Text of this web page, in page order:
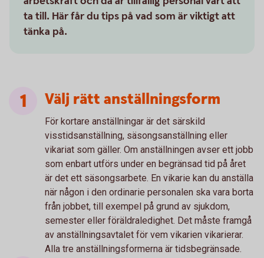
ta till. Här får du tips på vad som är viktigt att
tänka på.
Välj rätt anställningsform
För kortare anställningar är det särskild
visstidsanställning, säsongsanställning eller
vikariat som gäller. Om anställningen avser ett jobb
som enbart utförs under en begränsad tid på året
är det ett säsongsarbete. En vikarie kan du anställa
när någon i den ordinarie personalen ska vara borta
från jobbet, till exempel på grund av sjukdom,
semester eller föräldraledighet. Det måste framgå
av anställningsavtalet för vem vikarien vikarierar.
Alla tre anställningsformerna är tidsbegränsade.